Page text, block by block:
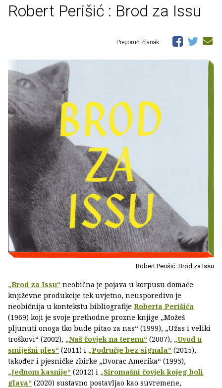
Robert Perišić : Brod za Issu
Preporuči članak
Robert Perišić: Brod za Issu
„Brod za Issu“ neobična je pojava u korpusu domaće
književne produkcije tek uvjetno, neusporedivo je
neobičnija u kontekstu bibliografije Roberta Perišića
(1969) koji je svoje prethodne prozne knjige „Možeš
pljunuti onoga tko bude pitao za nas“ (1999), „Užas i veliki
troškovi“ (2002), „Naš čovjek na terenu“ (2007), „Uvod u
smiješni ples“ (2011) i „Područje bez signala“ (2015),
također i pjesničke zbirke „Dvorac Amerika“ (1995),
„Jednom kasnije“ (2012) i „Siromašni čovjek kojeg boli
glava“ (2020) sustavno postavljao kao suvremene,